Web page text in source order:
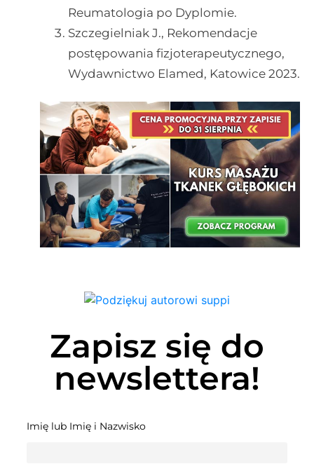
Reumatologia po Dyplomie.
Szczegielniak J., Rekomendacje
postępowania fizjoterapeutycznego,
Wydawnictwo Elamed, Katowice 2023.
Zapisz się do
newslettera!
Imię lub Imię i Nazwisko